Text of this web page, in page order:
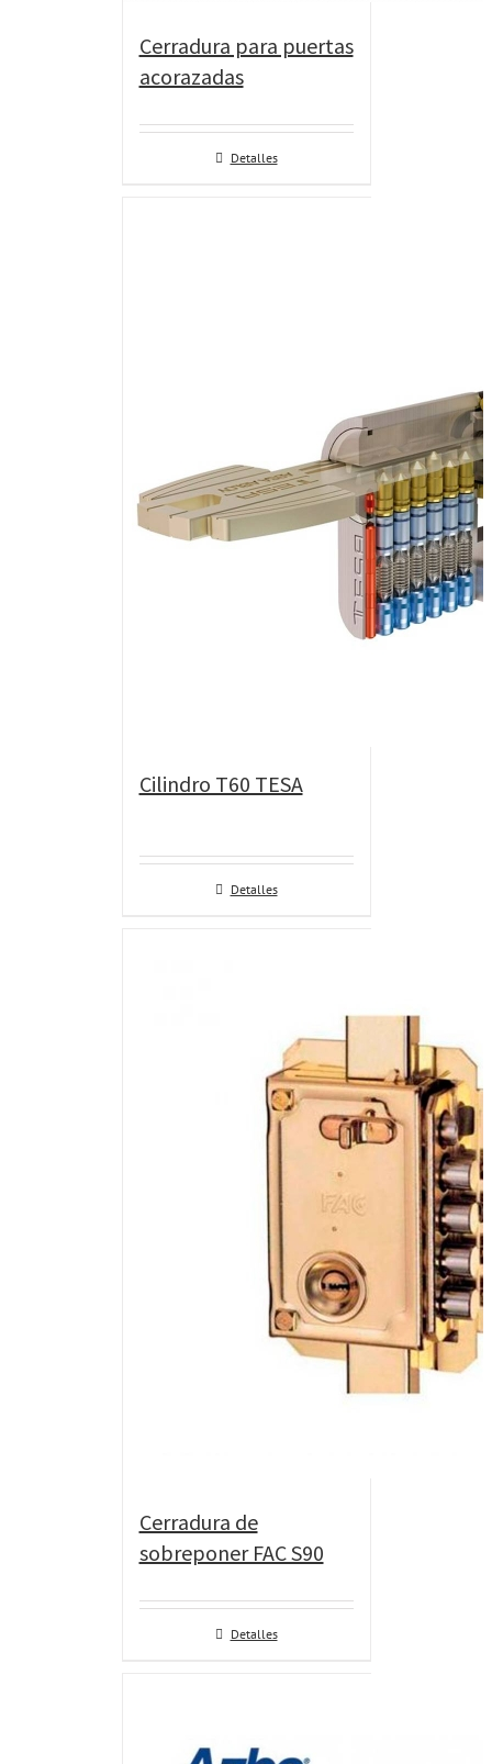
Cerradura para puertas
acorazadas
Detalles
Cilindro T60 TESA
Detalles
Cerradura de
sobreponer FAC S90
Detalles